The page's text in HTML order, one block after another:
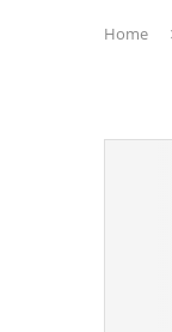
Home